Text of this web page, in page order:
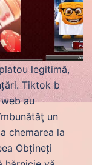
legitimă,
Tiktok b
au
un
chemarea la
Obțineți